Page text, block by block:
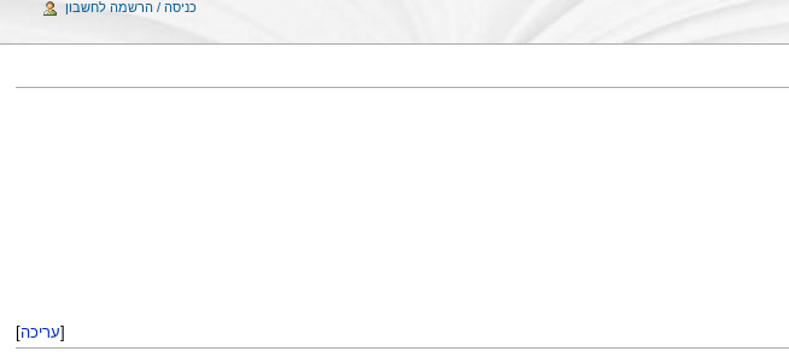
[עריכה]
כניסה / הרשמה לחשבון